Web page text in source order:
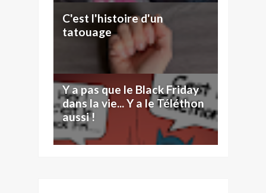
C'est l'histoire d'un
tatouage
Y a pas que le Black Friday
dans la vie... Y a le Téléthon
aussi !